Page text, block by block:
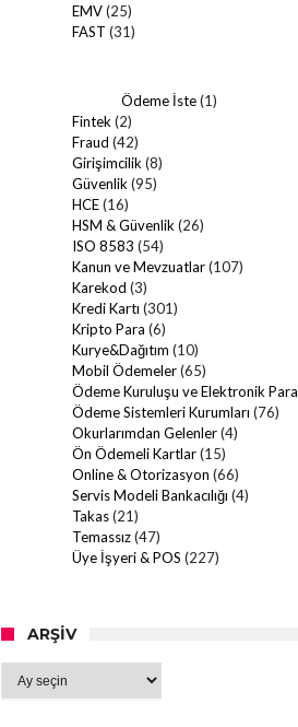
EMV(25)
FAST (31)
Ödeme İste(1)
Fintek (2)
Fraud (42)
Girişimcilik (8)
Güvenlik (95)
HCE(16)
HSM & Güvenlik (26)
ISO 8583 (54)
Kanun ve Mevzuatlar(107)
Karekod (3)
Kredi Kartı (301)
Kripto Para (6)
Kurye&Dağıtım (10)
Mobil Ödemeler(65)
Ödeme Kuruluşu ve Elektronik Para
Ödeme Sistemleri Kurumları (76)
Okurlarımdan Gelenler(4)
Ön Ödemeli Kartlar(15)
Online & Otorizasyon (66)
Servis Modeli Bankacılığı (4)
Takas(21)
Temassız(47)
Üye İşyeri & POS (227)
ARŞIV